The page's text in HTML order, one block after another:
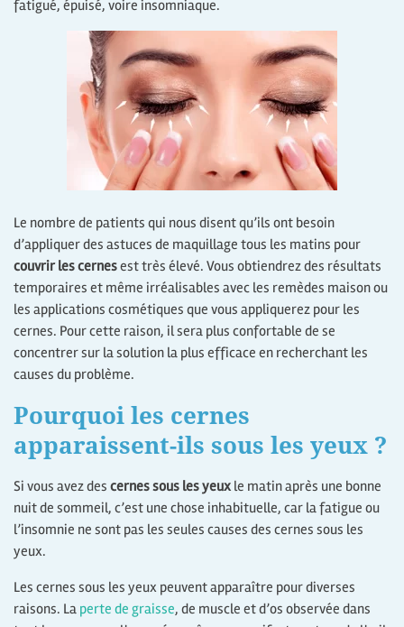
fatigué, épuisé, voire insomniaque.
Le nombre de patients qui nous disent qu’ils ont besoin
d’appliquer des astuces de maquillage tous les matins pour
couvrir les cernesest très élevé. Vous obtiendrez des résultats
temporaires et même irréalisables avec les remèdes maison ou
les applications cosmétiques que vous appliquerez pour les
cernes. Pour cette raison, il sera plus confortable de se
concentrer sur la solution la plus efficace en recherchant les
causes du problème.
Pourquoi les cernes
apparaissent-ils sous les yeux ?
Si vous avez des cernes sous les yeux le matin après une bonne
nuit de sommeil, c’est une chose inhabituelle, car la fatigue ou
l’insomnie ne sont pas les seules causes des cernes sous les
yeux.
Les cernes sous les yeux peuvent apparaître pour diverses
raisons. La perte de graisse, de muscle et d’os observée dans